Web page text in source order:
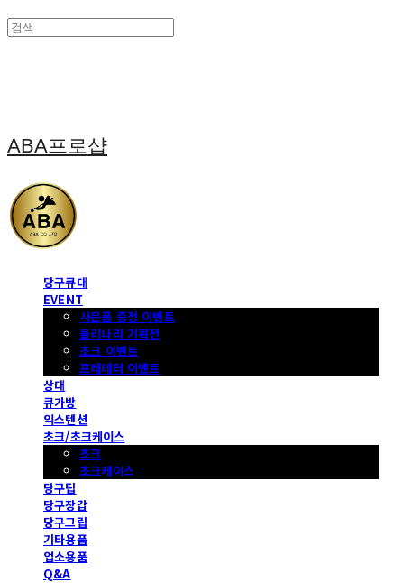
ABA프로샵
당구큐대
EVENT
사은품 증정 이벤트
몰리나리 기획전
초크 이벤트
프레데터 이벤트
상대
큐가방
익스텐션
초크/초크케이스
초크
초크케이스
당구팁
당구장갑
당구그립
기타용품
업소용품
Q&A